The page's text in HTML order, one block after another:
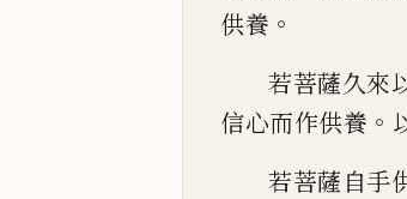
供養 。
若菩薩久來
信心而作供養 。
若菩薩自手